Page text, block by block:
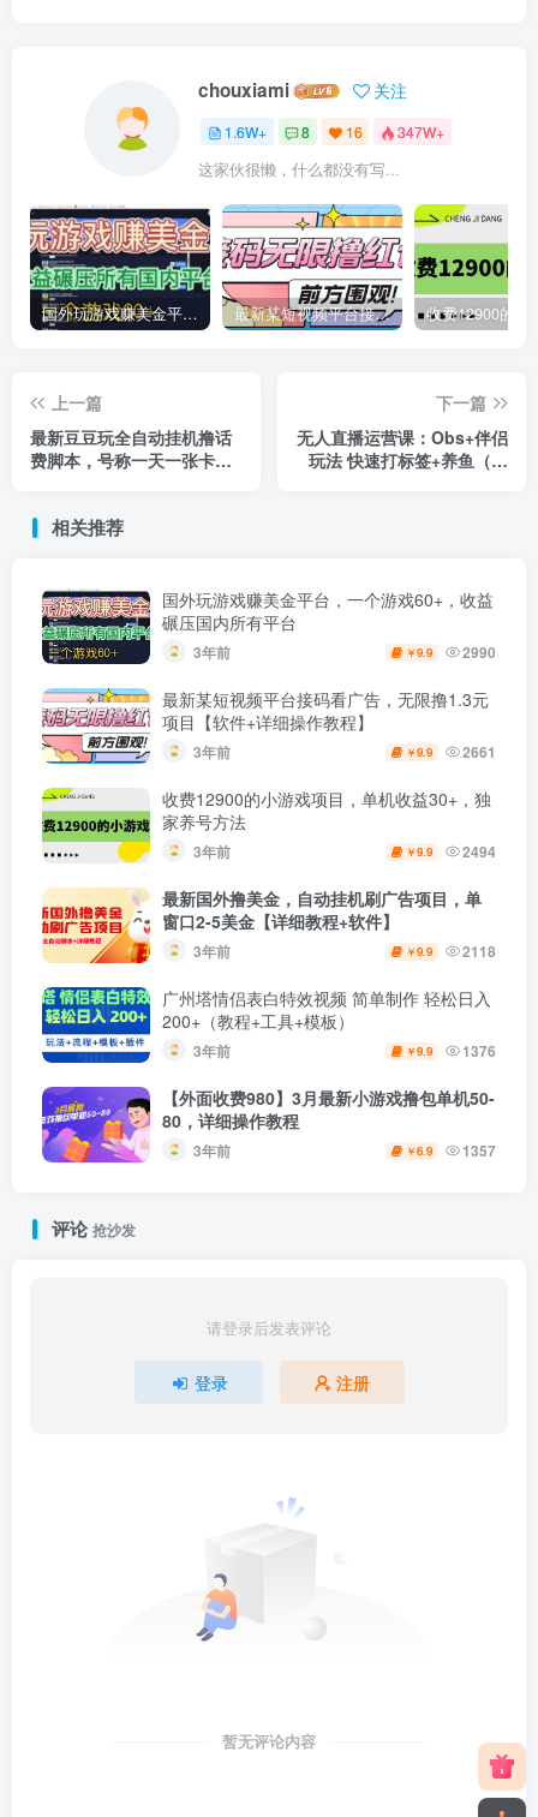
chouxiami 关注
1.6W+ 8 16 347W+
这家伙很懒，什么都没有写...
国外玩游戏赚美金平台，一个游戏60+，收益碾压国内所有平台 最新某短视频平台接码看广告，无限撸1.3元项目【软件+详细操作教程】
上一篇
最新豆豆玩全自动挂机撸话
费脚本，号称一天一张卡
下一篇
无人直播运营课：Obs+伴侣
玩法 快速打标签+养鱼（附
相关推荐
国外玩游戏赚美金平台，一个游戏60+，收益
碾压国内所有平台
3年前 ￥9.9 2990
最新某短视频平台接码看广告，无限撸1.3元
项目【软件+详细操作教程】
3年前 ￥9.9 2661
收费12900的小游戏项目，单机收益30+，独
家养号方法
3年前 ￥9.9 2494
最新国外撸美金，自动挂机刷广告项目，单
窗口2-5美金【详细教程+软件】
3年前 ￥9.9 2118
广州塔情侣表白特效视频 简单制作 轻松日入
200+（教程+工具+模板）
3年前 ￥9.9 1376
【外面收费980】3月最新小游戏撸包单机50-
80，详细操作教程
3年前 ￥6.9 1357
评论抢沙发
请登录后发表评论
登录 注册
暂无评论内容